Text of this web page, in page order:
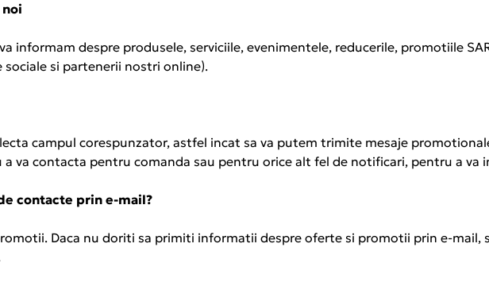
informam despre produsele, serviciile, evenimentele, reducerile, promotiile
si partenerii nostri online).
campul corespunzator, astfel incat sa va putem trimite mesaje
va contacta pentru comanda sau pentru orice alt fel de notificari, pentru a va
contacte prin e-mail?
Daca nu doriti sa primiti informatii despre oferte si promotii prin e-mail,